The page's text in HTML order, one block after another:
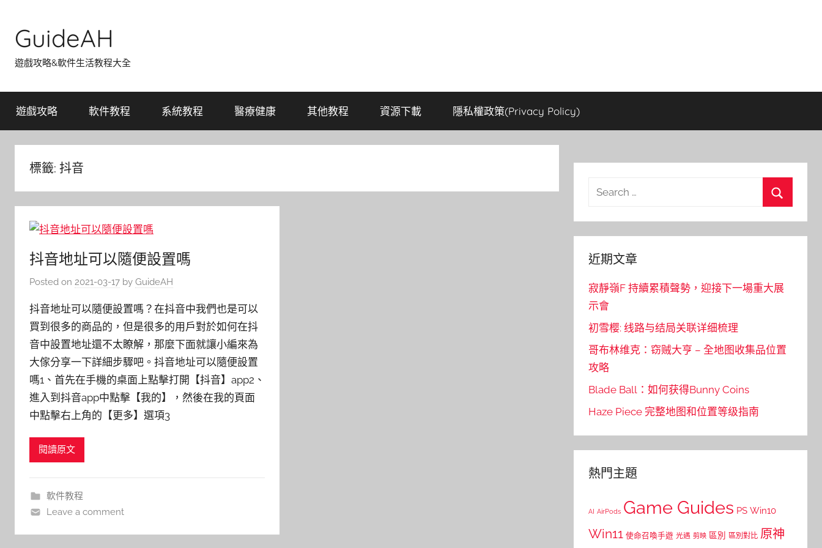
content
GuideAH
遊戲攻略&軟件生活教程大全
遊戲攻略 軟件教程 系統教程 醫療健康 其他教程 資源下載 隱私權政策(Privacy Policy)
標籤: 抖音
抖音地址可以隨便設置嗎
Posted on 2021-03-17 by GuideAH
抖音地址可以隨便設置嗎？在抖音中我們也是可以
買到很多的商品的，但是很多的用戶對於如何在抖
音中設置地址還不太瞭解，那麼下面就讓小編來為
大傢分享一下詳細步驟吧。抖音地址可以隨便設置
嗎1、首先在手機的桌面上點擊打開【抖音】app2、
進入到抖音app中點擊【我的】，然後在我的頁面
中點擊右上角的【更多】選項3
閱讀原文
軟件教程
Leave a comment
Search
近期文章
寂靜嶺F 持續累積聲勢，迎接下一場重大展
示會
初雪樱: 线路与结局关联详细梳理
哥布林维克：窃贼大亨 – 全地图收集品位置
攻略
Blade Ball：如何获得Bunny Coins
Haze Piece 完整地图和位置等级指南
熱門主題
AI AirPods Game Guides PS Win10
Win11 使命召喚手遊 光遇 剪映 區別 區別對比 原神